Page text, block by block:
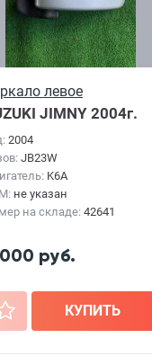
левое
JIMNY2004г.
2004
JB23W
K6A
не указан
на складе: 42641
руб.
+ КУПИТЬ